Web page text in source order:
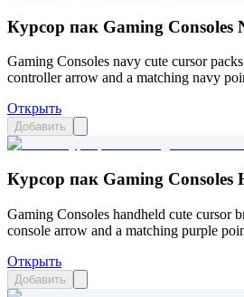
Курсор пак Gaming Consoles
Gaming Consoles navy cute cursor
controller arrow and a matching navy
Открыть
Добавить
Курсор пак Gaming Consoles
Gaming Consoles handheld cute cursor
console arrow and a matching purple
Открыть
Добавить